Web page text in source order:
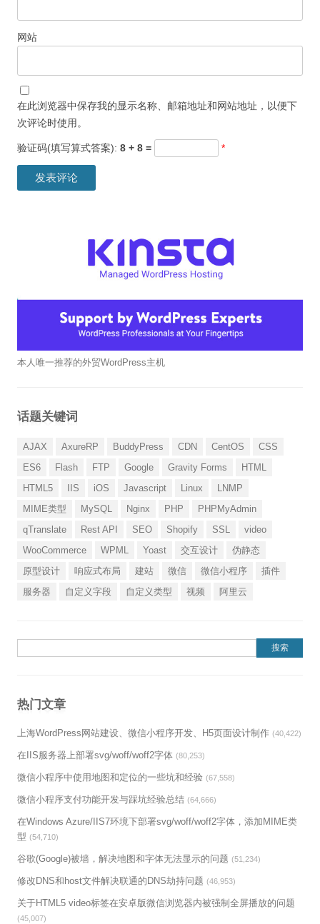
网站
在此浏览器中保存我的显示名称、邮箱地址和网站地址，以便下
次评论时使用。
验证码(填写算式答案): 8 + 8 = *
本人唯一推荐的外贸WordPress主机
话题关键词
AJAX AxureRP BuddyPress CDN CentOS
CSS
ES6
Flash FTP Google Gravity Forms
HTML
HTML5
IIS iOS Javascript Linux
LNMP
MIME类型
MySQL Nginx PHP
PHPMyAdmin
qTranslate
Rest API SEO Shopify SSL
video
WooCommerce
WPML Yoast 交互设计
伪静态
原型设计
响应式布局 建站 微信 微信小程序
插件
服务器
自定义字段 自定义类型 视频 阿里云
热门文章
上海WordPress网站建设、微信小程序开发、H5页面设计制作 (40,422)
在IIS服务器上部署svg/woff/woff2字体 (80,253)
微信小程序中使用地图和定位的一些坑和经验 (67,558)
微信小程序支付功能开发与踩坑经验总结 (64,666)
在Windows Azure/IIS7环境下部署svg/woff/woff2字体，添加MIME类
型 (54,710)
谷歌(Google)被墙，解决地图和字体无法显示的问题 (51,234)
修改DNS和host文件解决联通的DNS劫持问题 (46,953)
关于HTML5 video标签在安卓版微信浏览器内被强制全屏播放的问题
(45,007)